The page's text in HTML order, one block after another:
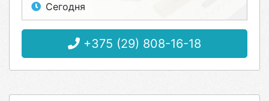
Сегодня
+375 (29) 808-16-18